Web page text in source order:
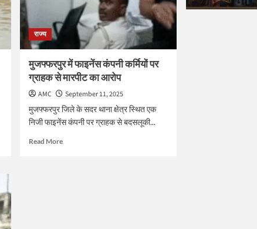
यह
इस्लाम
खिलाफ,
दोबारा
पढ़ना
होगा
कलमा
राज्य
मुजफ्फरपुर में फाइनेंस कंपनी कर्मियों पर
ग्राहक से मारपीट का आरोप
AMC
September 11, 2025
मुजफ्फरपुर जिले के सदर थाना क्षेत्र स्थित एक
निजी फाइनेंस कंपनी पर ग्राहक से बदसलूकी...
Read MoreRead